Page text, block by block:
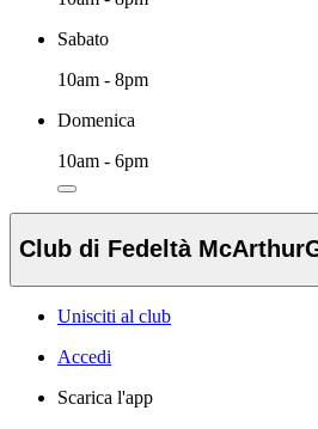
Sabato
10am - 8pm
Domenica
10am - 6pm
Club di Fedeltà
Unisciti al club
Accedi
Scarica l'app